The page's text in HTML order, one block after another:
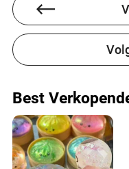
Best